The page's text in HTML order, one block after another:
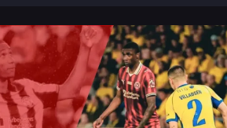
e
s
e
a
g